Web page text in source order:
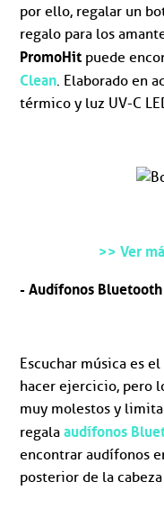
por ello, regalar un
regalo para los
PromoHit puede
Clean. Elaborado en
térmico y luz UV-C
>> Ver
- Audífonos Bluetooth
Escuchar música es
hacer ejercicio, pero
muy molestos y
regalaaudífonos
encontrar audífonos
posterior de la